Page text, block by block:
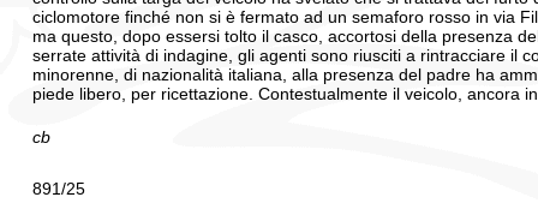
ciclomotore finché non si è fermato ad un semaforo rosso in via
ma questo, dopo essersi tolto il casco, accortosi della presenza
serrate attività di indagine, gli agenti sono riusciti a rintracciare il
minorenne, di nazionalità italiana, alla presenza del padre ha
piede libero, per ricettazione. Contestualmente il veicolo, ancora
cb
891/25